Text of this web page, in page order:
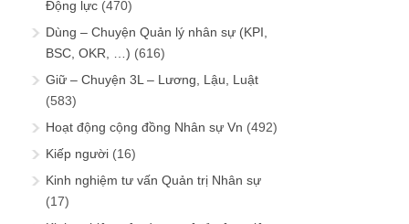
Động lực (470)
Dùng – Chuyện Quản lý nhân sự (KPI,
BSC, OKR, …) (616)
Giữ – Chuyện 3L – Lương, Lậu, Luật
(583)
Hoạt động cộng đồng Nhân sự Vn (492)
Kiếp người (16)
Kinh nghiệm tư vấn Quản trị Nhân sự
(17)